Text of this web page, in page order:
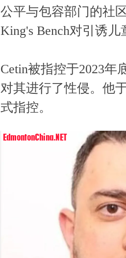
公平与包容部门的社
King's Bench对引诱
Cetin被指控于2023年
对其进行了性侵。他
式指控。